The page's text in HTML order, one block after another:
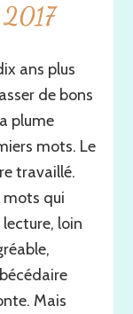
2017
ans plus
de bons
plume
mots. Le
travaillé.
mots qui
loin
Mais